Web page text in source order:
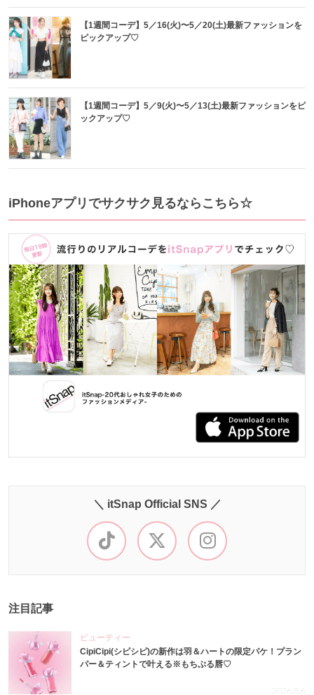
【1週間コーデ】5／16(火)〜5／20(土)最新ファッションを
ピックアップ♡
【1週間コーデ】5／9(火)〜5／13(土)最新ファッションをピ
ックアップ♡
iPhoneアプリでサクサク見るならこちら☆
＼ itSnap Official SNS ／
注目記事
ビューティー
CipiCipi(シピシピ)の新作は羽＆ハートの限定パケ！プラン
パー＆ティントで叶える※もちぷる唇♡
2026.8.6